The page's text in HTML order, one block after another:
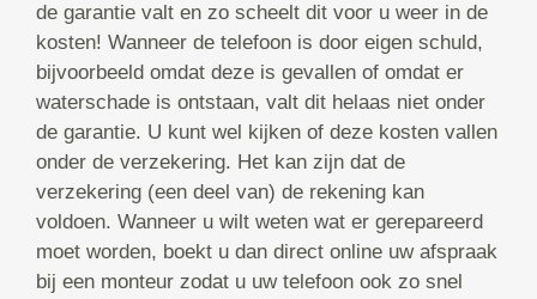
de garantie valt en zo scheelt dit voor u weer in de
kosten! Wanneer de telefoon is door eigen schuld,
bijvoorbeeld omdat deze is gevallen of omdat er
waterschade is ontstaan, valt dit helaas niet onder
de garantie. U kunt wel kijken of deze kosten vallen
onder de verzekering. Het kan zijn dat de
verzekering (een deel van) de rekening kan
voldoen. Wanneer u wilt weten wat er gerepareerd
moet worden, boekt u dan direct online uw afspraak
bij een monteur zodat u uw telefoon ook zo snel